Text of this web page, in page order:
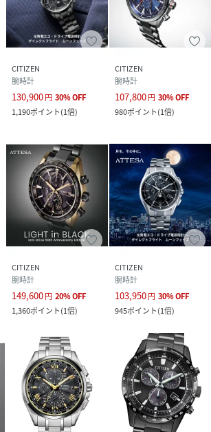
(60分計)
能(26時差)
チ3000(JIS1種耐磁、衝撃検知機能、針
4エリア受信)
メーカー保証(MY CITIZENご登録によ
メンズ
風防素材:サファイアガラス（99% クラリティ・
コーティング）
バンド素材:スーパーチタニウム
AR7023_AT8185
CITIZEN
腕時計
130,900円 30%OFF
1,190ポイント(1倍)
CITIZEN
腕時計
107,800円 30%OFF
980ポイント(1倍)
CITIZEN
腕時計
149,600円 20%OFF
1,360ポイント(1倍)
CITIZEN
腕時計
103,950円 30%OFF
945ポイント(1倍)